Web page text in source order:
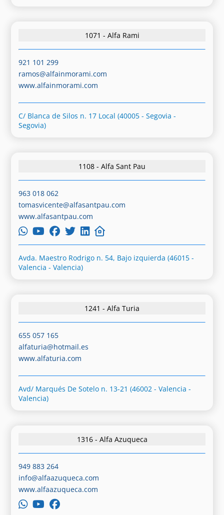
1071 - Alfa Rami
921 101 299
ramos@alfainmorami.com
www.alfainmorami.com
C/ Blanca de Silos n. 17 Local (40005 - Segovia -
Segovia)
1108 - Alfa Sant Pau
963 018 062
tomasvicente@alfasantpau.com
www.alfasantpau.com
Avda. Maestro Rodrigo n. 54, Bajo izquierda (46015 -
Valencia - Valencia)
1241 - Alfa Turia
655 057 165
alfaturia@hotmail.es
www.alfaturia.com
Avd/ Marqués De Sotelo n. 13-21 (46002 - Valencia -
Valencia)
1316 - Alfa Azuqueca
949 883 264
info@alfaazuqueca.com
www.alfaazuqueca.com